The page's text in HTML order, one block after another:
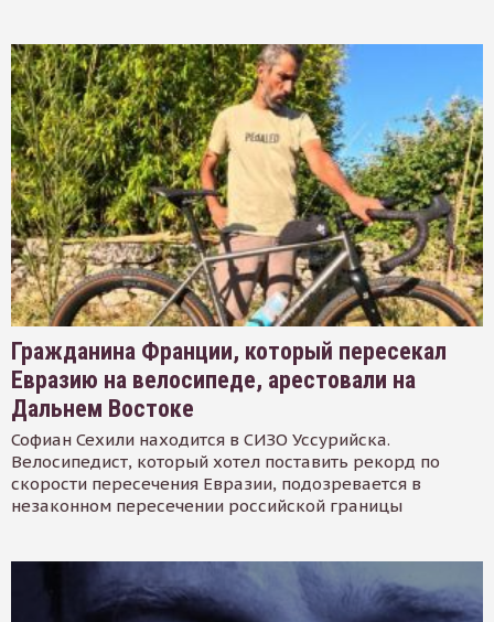
Гражданина Франции, который пересекал
Евразию на велосипеде, арестовали на
Дальнем Востоке
Софиан Сехили находится в СИЗО Уссурийска.
Велосипедист, который хотел поставить рекорд по
скорости пересечения Евразии, подозревается в
незаконном пересечении российской границы